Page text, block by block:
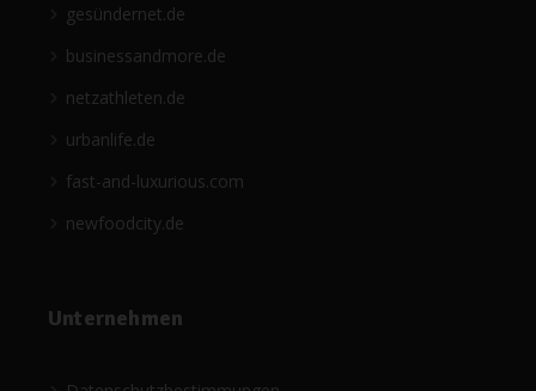
gesündernet.de
businessandmore.de
netzathleten.de
urbanlife.de
fast-and-luxurious.com
newfoodcity.de
Unternehmen